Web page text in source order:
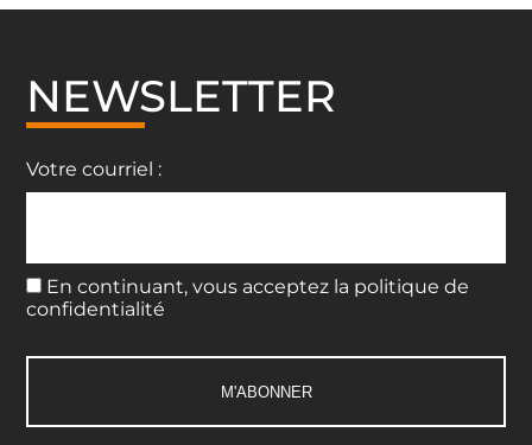
NEWSLETTER
Votre courriel :
En continuant, vous acceptez la politique de
confidentialité